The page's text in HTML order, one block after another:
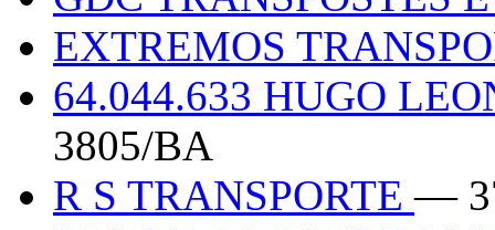
EXTREMOS
64.044.633 HUGO
3805/BA
R S TRANSPORTE—